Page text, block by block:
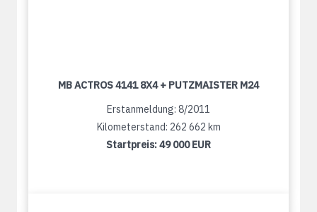
MB ACTROS 4141 8X4 + PUTZMAISTER M24
Erstanmeldung: 8/2011
Kilometerstand: 262 662 km
Startpreis:49 000 EUR